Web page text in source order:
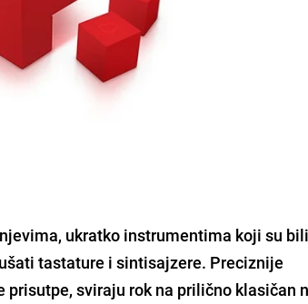
ukratko instrumentima koji su
tastature i sintisajzere. Preciznije
sviraju rok na prilično klasičan